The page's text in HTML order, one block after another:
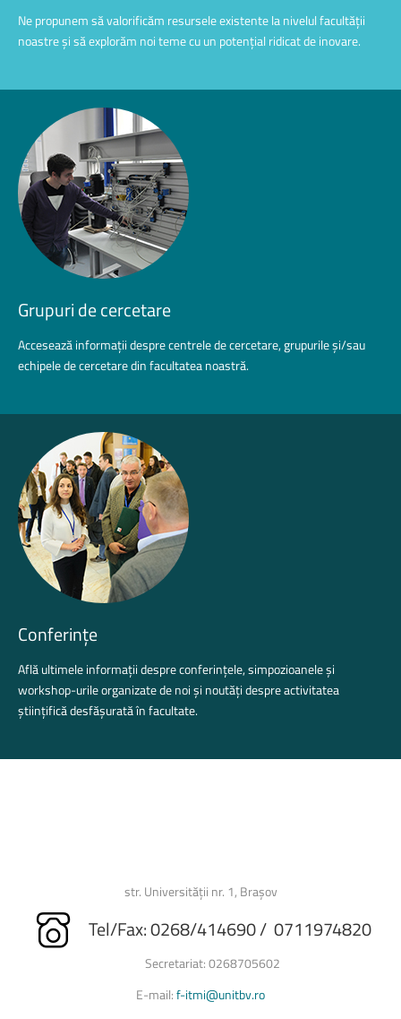
Ne propunem să valorificăm resursele existente la nivelul facultății
noastre și să explorăm noi teme cu un potențial ridicat de inovare.
Grupuridecercetare
Accesează informații despre centrele de cercetare, grupurile și/sau
echipele de cercetare din facultatea noastră.
Conferințe
Află ultimele informații despre conferințele, simpozioanele și
workshop-urile organizate de noi și noutăți despre activitatea
științifică desfășurată în facultate.
str. Universității nr. 1, Brașov
Tel/Fax: 0268/414690 / 0711974820
Secretariat: 0268705602
E-mail:f-itmi@unitbv.ro